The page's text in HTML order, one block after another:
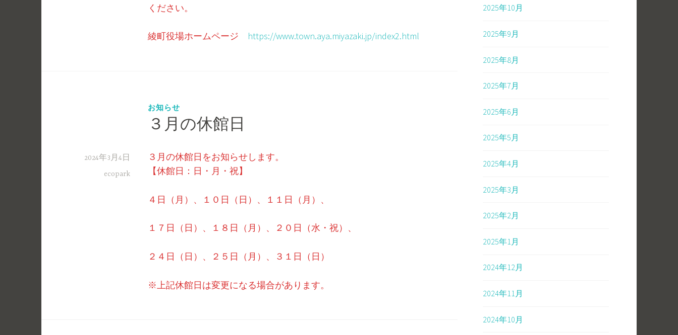
ください。
綾町役場ホームページ https://www.town.aya.miyazaki.jp/index2.html
お知らせ
３月の休館日
2024年3月4日
ecopark
３月の休館日をお知らせします。
【休館日：日・月・祝】
４日（月）、１０日（日）、１１日（月）、
１７日（日）、１８日（月）、２０日（水・祝）、
２４日（日）、２５日（月）、３１日（日）
※上記休館日は変更になる場合があります。
2025年10月
2025年9月
2025年8月
2025年7月
2025年6月
2025年5月
2025年4月
2025年3月
2025年2月
2025年1月
2024年12月
2024年11月
2024年10月